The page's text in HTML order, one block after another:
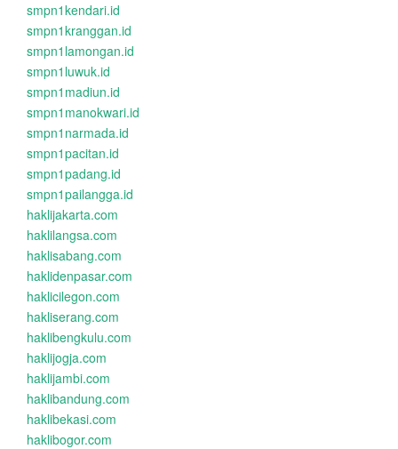
smpn1kendari.id
smpn1kranggan.id
smpn1lamongan.id
smpn1luwuk.id
smpn1madiun.id
smpn1manokwari.id
smpn1narmada.id
smpn1pacitan.id
smpn1padang.id
smpn1pailangga.id
haklijakarta.com
haklilangsa.com
haklisabang.com
haklidenpasar.com
haklicilegon.com
hakliserang.com
haklibengkulu.com
haklijogja.com
haklijambi.com
haklibandung.com
haklibekasi.com
haklibogor.com